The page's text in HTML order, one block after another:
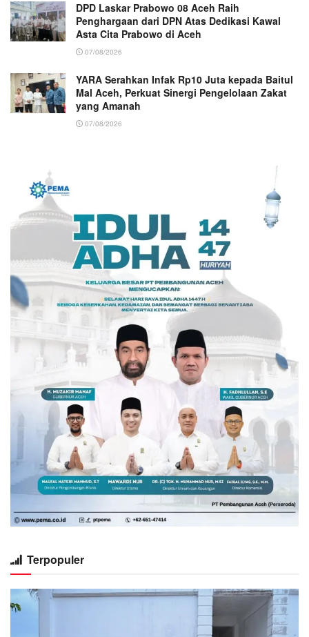
DPD Laskar Prabowo 08 Aceh Raih
Penghargaan dari DPN Atas Dedikasi Kawal
Asta Cita Prabowo di Aceh
07/08/2026
YARA Serahkan Infak Rp10 Juta kepada Baitul
Mal Aceh, Perkuat Sinergi Pengelolaan Zakat
yang Amanah ‎
07/08/2026
Terpopuler